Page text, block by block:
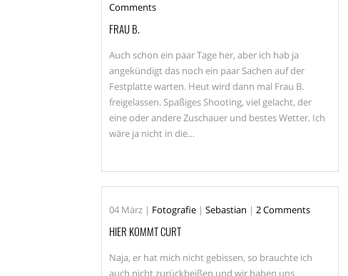
Comments
FRAU B.
Auch schon ein paar Tage her, aber ich hab ja
angekündigt das noch ein paar Sachen auf der
Festplatte warten. Heut wird dann mal Frau B.
freigelassen. Spaßiges Shooting, viel gelacht, der
eine oder andere Zuschauer und bestes Wetter. Ich
wäre ja nicht in die…
04 März | Fotografie | Sebastian | 2 Comments
HIER KOMMT CURT
Naja, er hat mich nicht gebissen, so brauchte ich
auch nicht zurückbeißen und wir haben uns